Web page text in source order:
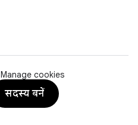
Manage cookies
सदस्य बनें